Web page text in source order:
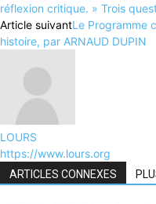
réflexion critique. » Trois
Article suivantLe Programme
histoire, par ARNAUD DUPIN
LOURS
https://www.lours.org
ARTICLES CONNEXES